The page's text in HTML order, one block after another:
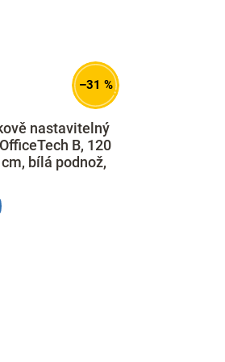
–31 %
nastavitelný
B, 120
bílá podnož,